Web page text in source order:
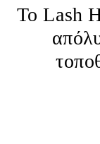
Το Lash